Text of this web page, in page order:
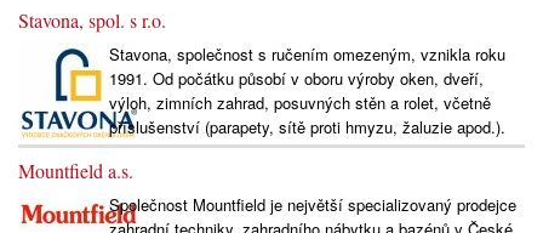
Stavona, spol. s r.o.
Stavona, společnost s ručením omezeným, vznikla roku
1991. Od počátku působí v oboru výroby oken, dveří,
výloh, zimních zahrad, posuvných stěn a rolet, včetně
příslušenství (parapety, sítě proti hmyzu, žaluzie apod.).
Mountfield a.s.
Společnost Mountfield je největší specializovaný prodejce